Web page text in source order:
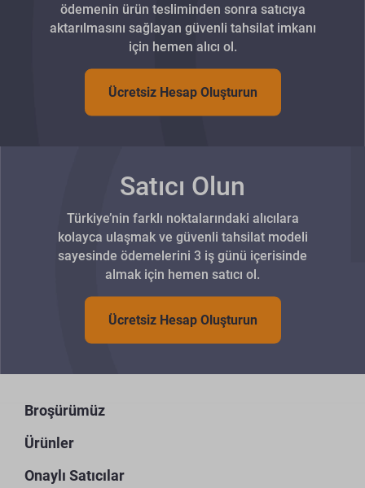
ödemenin ürün tesliminden sonra satıcıya
aktarılmasını sağlayan güvenli tahsilat imkanı
için hemen alıcı ol.
Ücretsiz Hesap Oluşturun
Satıcı Olun
Türkiye’nin farklı noktalarındaki alıcılara
kolayca ulaşmak ve güvenli tahsilat modeli
sayesinde ödemelerini 3 iş günü içerisinde
almak için hemen satıcı ol.
Ücretsiz Hesap Oluşturun
Broşürümüz
Ürünler
Onaylı Satıcılar